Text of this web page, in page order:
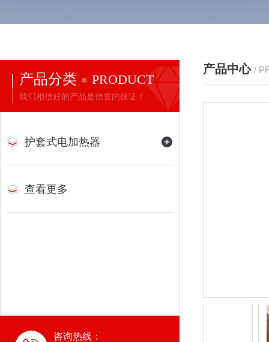
产品分类 PRODUCT
我们相信好的产品是信誉的保证！
护套式电加热器
查看更多
咨询热线：
产品中心 /